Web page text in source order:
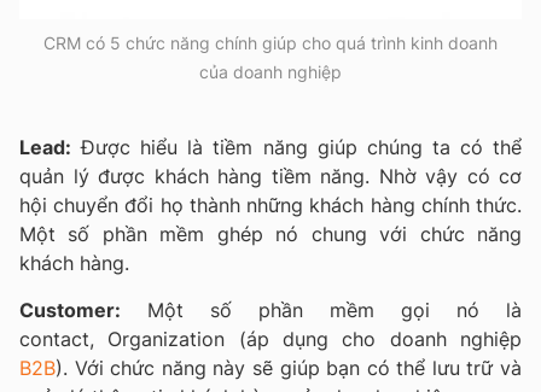
CRM có 5 chức năng chính giúp cho quá trình kinh doanh
của doanh nghiệp
Lead: Được hiểu là tiềm năng giúp chúng ta có thể
quản lý được khách hàng tiềm năng. Nhờ vậy có cơ
hội chuyển đổi họ thành những khách hàng chính thức.
Một số phần mềm ghép nó chung với chức năng
khách hàng.
Customer: Một số phần mềm gọi nó là
contact, Organization (áp dụng cho doanh nghiệp
B2B). Với chức năng này sẽ giúp bạn có thể lưu trữ và